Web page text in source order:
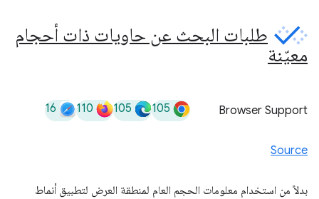
طلبات البحث عن حاويات ذات أحجام
معيّنة
Browser Support
105
105
110
16
Source
بدلاً من استخدام معلومات الحجم العام لمنطقة العرض لتطبيق أنماط